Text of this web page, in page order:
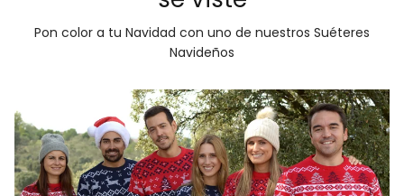
Pon color a tu Navidad con uno de nuestros Suéteres
Navideños